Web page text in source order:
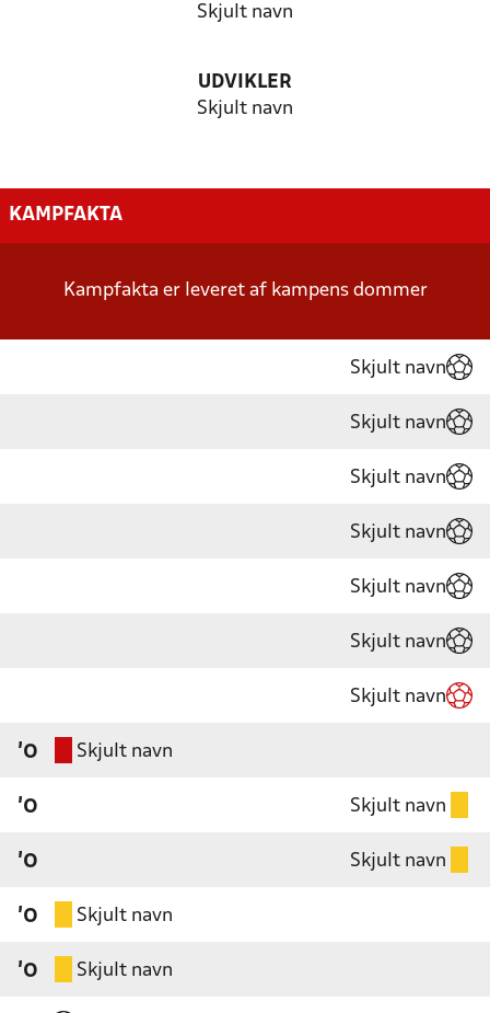
Skjult navn
UDVIKLER
Skjult navn
KAMPFAKTA
Kampfakta er leveret af kampens dommer
Skjult navn
Skjult navn
Skjult navn
Skjult navn
Skjult navn
Skjult navn
Skjult navn
'0 Skjult navn
'0 Skjult navn
'0 Skjult navn
'0 Skjult navn
'0 Skjult navn